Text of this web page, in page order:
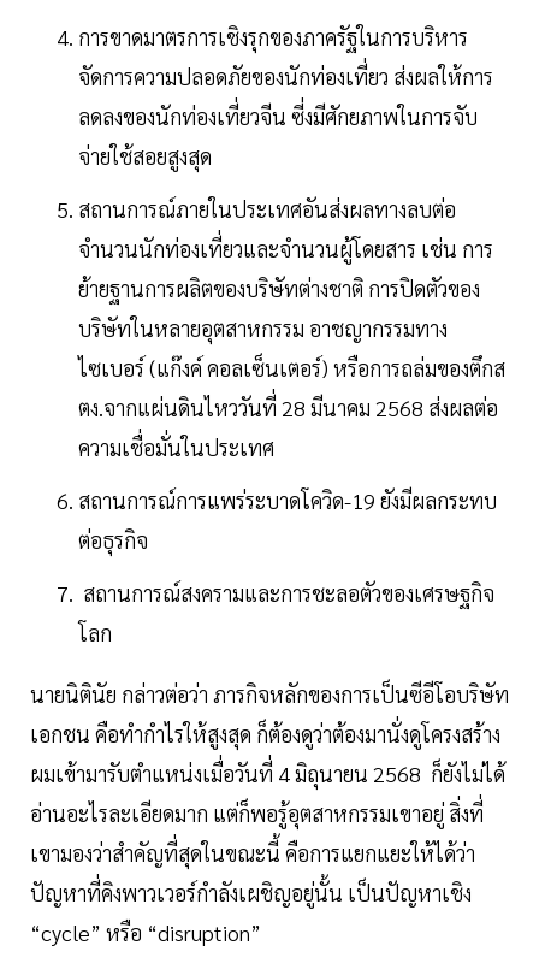
การขาดมาตรการเชิงรุกของภาครัฐในการบริหาร
จัดการความปลอดภัยของนักท่องเที่ยว ส่งผลให้การ
ลดลงของนักท่องเที่ยวจีน ซี่งมีศักยภาพในการจับ
จ่ายใช้สอยสูงสุด
สถานการณ์ภายในประเทศอันส่งผลทางลบต่อ
จำนวนนักท่องเที่ยวและจำนวนผู้โดยสาร เช่น การ
ย้ายฐานการผลิตของบริษัทต่างชาติ การปิดตัวของ
บริษัทในหลายอุตสาหกรรม อาชญากรรมทาง
ไซเบอร์ (แก๊งค์ คอลเซ็นเตอร์) หรือการถล่มของตึกส
ตง.จากแผ่นดินไหววันที่ 28 มีนาคม 2568 ส่งผลต่อ
ความเชื่อมั่นในประเทศ
สถานการณ์การแพร่ระบาดโควิด-19 ยังมีผลกระทบ
ต่อธุรกิจ
สถานการณ์สงครามและการชะลอตัวของเศรษฐกิจ
โลก
นายนิตินัย กล่าวต่อว่า ภารกิจหลักของการเป็นซีอีโอบริษัท
เอกชน คือทำกำไรให้สูงสุด ก็ต้องดูว่าต้องมานั่งดูโครงสร้าง
ผมเข้ามารับตำแหน่งเมื่อวันที่ 4 มิถุนายน 2568 ก็ยังไม่ได้
อ่านอะไรละเอียดมาก แต่ก็พอรู้อุตสาหกรรมเขาอยู่ สิ่งที่
เขามองว่าสำคัญที่สุดในขณะนี้ คือการแยกแยะให้ได้ว่า
ปัญหาที่คิงพาวเวอร์กำลังเผชิญอยู่นั้น เป็นปัญหาเชิง
“cycle” หรือ “disruption”